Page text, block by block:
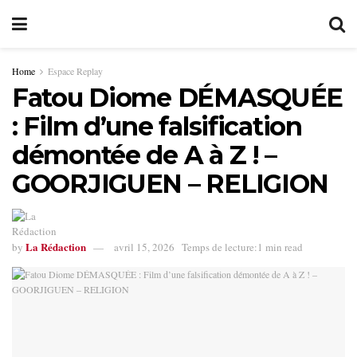
Home Espace Replay
Fatou Diome DÉMASQUÉE
: Film d’une falsification
démontée de A à Z ! –
GOORJIGUEN – RELIGION
by La Rédaction avril 15, 2026 Temps de lecture:1 min read